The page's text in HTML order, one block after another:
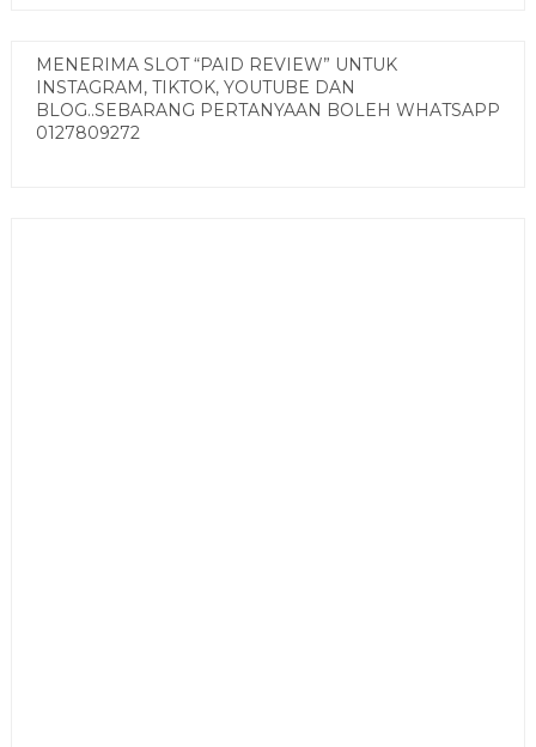
MENERIMA SLOT “PAID REVIEW” UNTUK
INSTAGRAM, TIKTOK, YOUTUBE DAN
BLOG..SEBARANG PERTANYAAN BOLEH WHATSAPP
0127809272